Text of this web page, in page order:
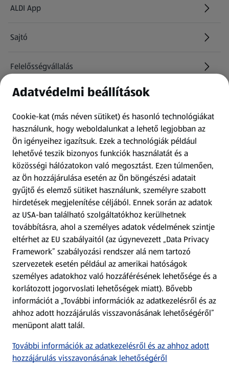
ALDI App
Sajtó
Felelősségvállalás
Információk
Kérdőív
Fizetési lehetőségek
ALDI utalványok
Árcsökkentés
Adattörlő alkalmazás
Szervizpont
(új oldalon nyílik meg)
Fedezz fel minket az interneten!
Töltsd le az ALDI Magyarország applikációt!
Adatvédelmi beállítások
Cookie-kat (más néven sütiket) és hasonló technológiákat
használunk, hogy weboldalunkat a lehető legjobban az
Ön igényeihez igazítsuk. Ezek a technológiák például
lehetővé teszik bizonyos funkciók használatát és a
közösségi hálózatokon való megosztást. Ezen túlmenően,
az Ön hozzájárulása esetén az Ön böngészési adatait
gyűjtő és elemző sütiket használunk, személyre szabott
hirdetések megjelenítése céljából. Ennek során az adatok
az USA-ban található szolgáltatókhoz kerülhetnek
továbbításra, ahol a személyes adatok védelmének szintje
eltérhet az EU szabályaitól (az úgynevezett „Data Privacy
Framework” szabályozási rendszer alá nem tartozó
szervezetek esetén például az amerikai hatóságok
személyes adatokhoz való hozzáférésének lehetősége és a
korlátozott jogorvoslati lehetőségek miatt). Bővebb
információt a „További információk az adatkezelésről és az
ahhoz adott hozzájárulás visszavonásának lehetőségéről”
menüpont alatt talál.
További információk az adatkezelésről és az ahhoz adott
hozzájárulás visszavonásának lehetőségéről